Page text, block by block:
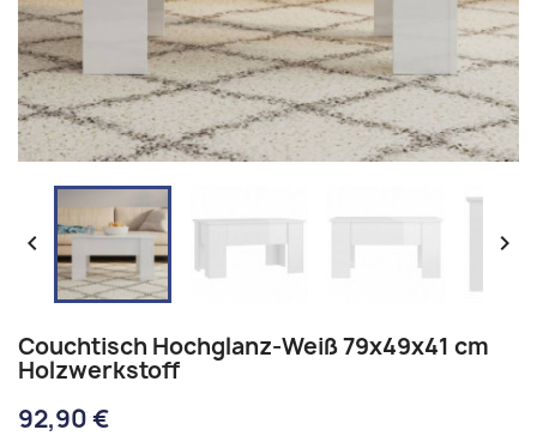
 
Couchtisch Hochglanz-Weiß 79x49x41 cm
Holzwerkstoff
92,90 €